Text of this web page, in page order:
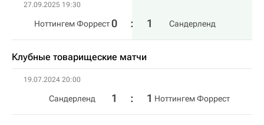
27.09.2025 19:30
Ноттингем Форрест0 : 1 Сандерленд
Клубные товарищеские матчи
19.07.2024 20:00
Сандерленд 1 : 1 Ноттингем Форрест